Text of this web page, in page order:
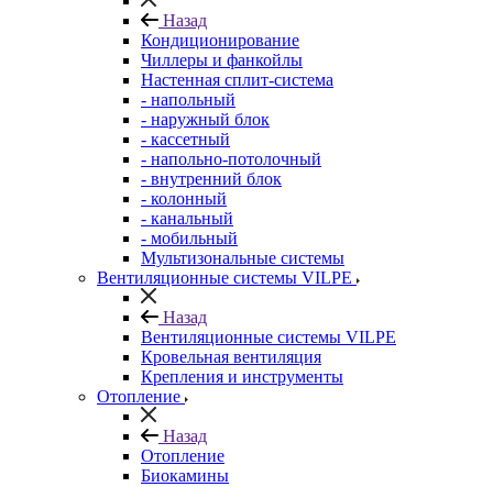
Назад
Кондиционирование
Чиллеры и фанкойлы
Настенная сплит-система
- напольный
- наружный блок
- кассетный
- напольно-потолочный
- внутренний блок
- колонный
- канальный
- мобильный
Мультизональные системы
Вентиляционные системы VILPE
Назад
Вентиляционные системы VILPE
Кровельная вентиляция
Крепления и инструменты
Отопление
Назад
Отопление
Биокамины